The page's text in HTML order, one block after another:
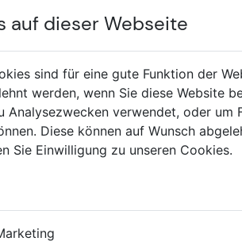
Über uns
Produkte
Referenzen
Wissens-Blog
auf dieser Webseite
sind für eine gute Funktion der
werden, wenn Sie diese Website
verwendet, oder um
Diese können auf Wunsch
Sie Einwilligung zu unseren Cookies.